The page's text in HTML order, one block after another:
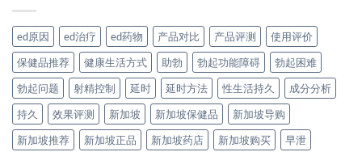
ed原因 ed治疗 ed药物 产品对比 产品评测
使用评价
保健品推荐
健康生活方式 助勃 勃起功能障碍
勃起困难
勃起问题
射精控制 延时 延时方法 性生活持久
成分分析
持久
效果评测 新加坡 新加坡保健品
新加坡导购
新加坡推荐
新加坡正品 新加坡药店 新加坡购买
早泄